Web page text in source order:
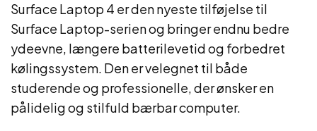
Surface Laptop 4 er den nyeste tilføjelse til
Surface Laptop-serien og bringer endnu bedre
ydeevne, længere batterilevetid og forbedret
kølingssystem. Den er velegnet til både
studerende og professionelle, der ønsker en
pålidelig og stilfuld bærbar computer.